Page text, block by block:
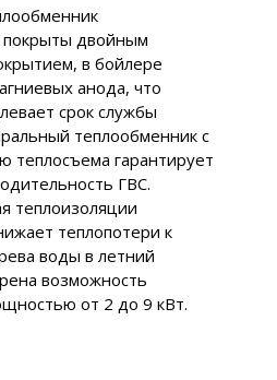
покрыты двойным
в бойлере
анода, что
срок службы
теплообменник с
гарантирует
ГВС.
теплоизоляции
теплопотери к
воды в летний
возможность
от 2 до 9 кВт.